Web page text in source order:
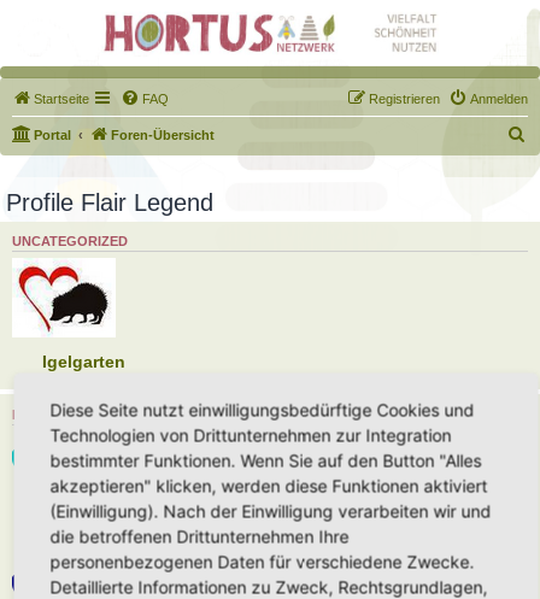
Startseite FAQ Anmelden
Registrieren
Portal Foren-Übersicht
h
e
Profile Flair Legend
UNCATEGORIZED
Igelgarten
HORTUS-NETZWERK UNTERSTÜTZER
Unterstützer 2026
Diese Seite nutzt einwilligungsbedürftige Cookies und
Technologien von Drittunternehmen zur Integration
bestimmter Funktionen. Wenn Sie auf den Button "Alles
akzeptieren" klicken, werden diese Funktionen aktiviert
(Einwilligung). Nach der Einwilligung verarbeiten wir und
die betroffenen Drittunternehmen Ihre
personenbezogenen Daten für verschiedene Zwecke.
Detaillierte Informationen zu Zweck, Rechtsgrundlagen,